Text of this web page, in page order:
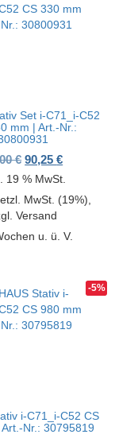
€
€.
Set i-C71_i-C52
mm | Art.-Nr.:
€ Ursprünglicher
90,25€Aktueller
19 % MwSt.
MwSt. (19%),
Versand
u. ü. V.
-5%
i-C71_i-C52 CS
Nr.: 30795819